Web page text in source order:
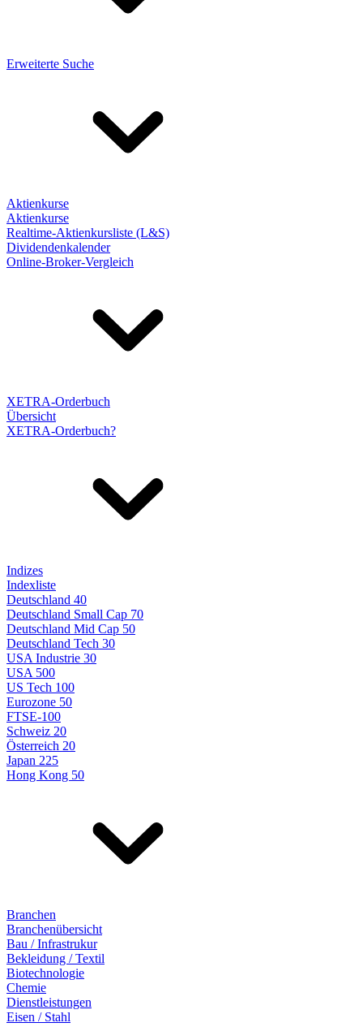
Erweiterte Suche
Aktienkurse
Aktienkurse
Realtime-Aktienkursliste (L&S)
Dividendenkalender
Online-Broker-Vergleich
XETRA-Orderbuch
Übersicht
XETRA-Orderbuch?
Indizes
Indexliste
Deutschland 40
Deutschland Small Cap 70
Deutschland Mid Cap 50
Deutschland Tech 30
USA Industrie 30
USA 500
US Tech 100
Eurozone 50
FTSE-100
Schweiz 20
Österreich 20
Japan 225
Hong Kong 50
Branchen
Branchenübersicht
Bau / Infrastrukur
Bekleidung / Textil
Biotechnologie
Chemie
Dienstleistungen
Eisen / Stahl